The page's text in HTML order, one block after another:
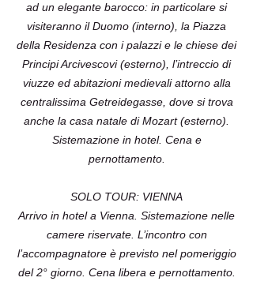
ad un elegante barocco: in particolare si
visiteranno il Duomo (interno), la Piazza
della Residenza con i palazzi e le chiese dei
Principi Arcivescovi (esterno), l’intreccio di
viuzze ed abitazioni medievali attorno alla
centralissima Getreidegasse, dove si trova
anche la casa natale di Mozart (esterno).
Sistemazione in hotel. Cena e
pernottamento.
SOLO TOUR: VIENNA
Arrivo in hotel a Vienna. Sistemazione nelle
camere riservate. L’incontro con
l’accompagnatore è previsto nel pomeriggio
del 2° giorno. Cena libera e pernottamento.